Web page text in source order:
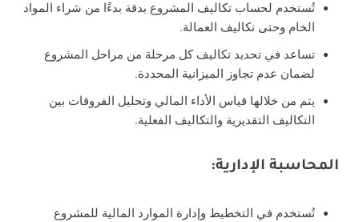
تُستخدم لحساب تكاليف المشروع بدقة بدءًا من شراء المواد
الخام وحتى تكاليف العمالة.
تساعد في تحديد تكاليف كل مرحلة من مراحل المشروع
لضمان عدم تجاوز الميزانية المحددة.
يتم من خلالها قياس الأداء المالي وتحليل الفروقات بين
التكاليف التقديرية والتكاليف الفعلية.
المحاسبة الإدارية:
تُستخدم في التخطيط وإدارة الموارد المالية للمشروع